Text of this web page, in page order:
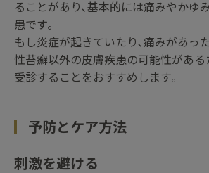
ることがあり､基本的には痛みやかゆ
患です｡
もし炎症が起きていたり､痛みがあっ
性苔癬以外の皮膚疾患の可能性がある
受診することをおすすめします｡
予防とケア方法
刺激を避ける